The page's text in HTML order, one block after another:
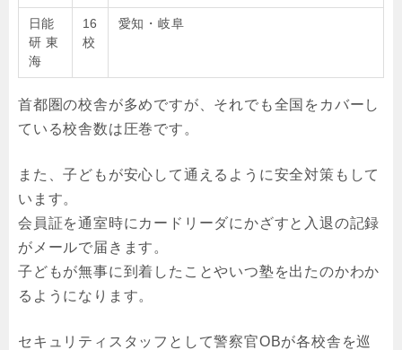
日能
研 東
海
16
校
愛知・岐阜
首都圏の校舎が多めですが、それでも全国をカバーし
ている校舎数は圧巻です。
また、子どもが安心して通えるように安全対策もして
います。
会員証を通室時にカードリーダにかざすと入退の記録
がメールで届きます。
子どもが無事に到着したことやいつ塾を出たのかわか
るようになります。
セキュリティスタッフとして警察官OBが各校舎を巡